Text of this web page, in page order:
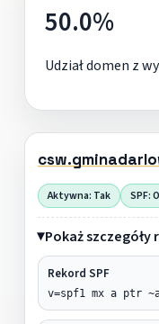
50.0%
Udział domen z
Aktywna: Tak SPF:
Pokaż szczegóły
Rekord SPF
v=spf1 mx a ptr